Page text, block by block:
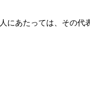
あたっては、その代